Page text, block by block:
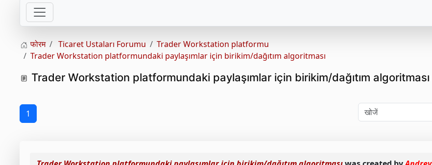
फोरम Ticaret Ustaları Forumu
Trader Workstation platformu
Trader Workstation platformundaki paylaşımlar için birikim/dağıtım algoritması
Trader Workstation platformundaki paylaşımlar için birikim/dağıtım algoritması
1